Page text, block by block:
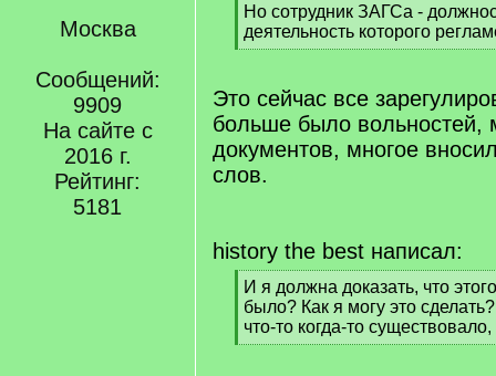
Москва
Сообщений:
9909
На сайте с
2016 г.
Рейтинг:
5181
[
q
]
Но сотрудник ЗАГСа -
деятельность которого
[
q
]
Это сейчас все
больше было вольностей,
документов, многое
слов.
history the best написал:
[
q
]
И я должна доказать, что
было? Как я могу это
что-то когда-то
[